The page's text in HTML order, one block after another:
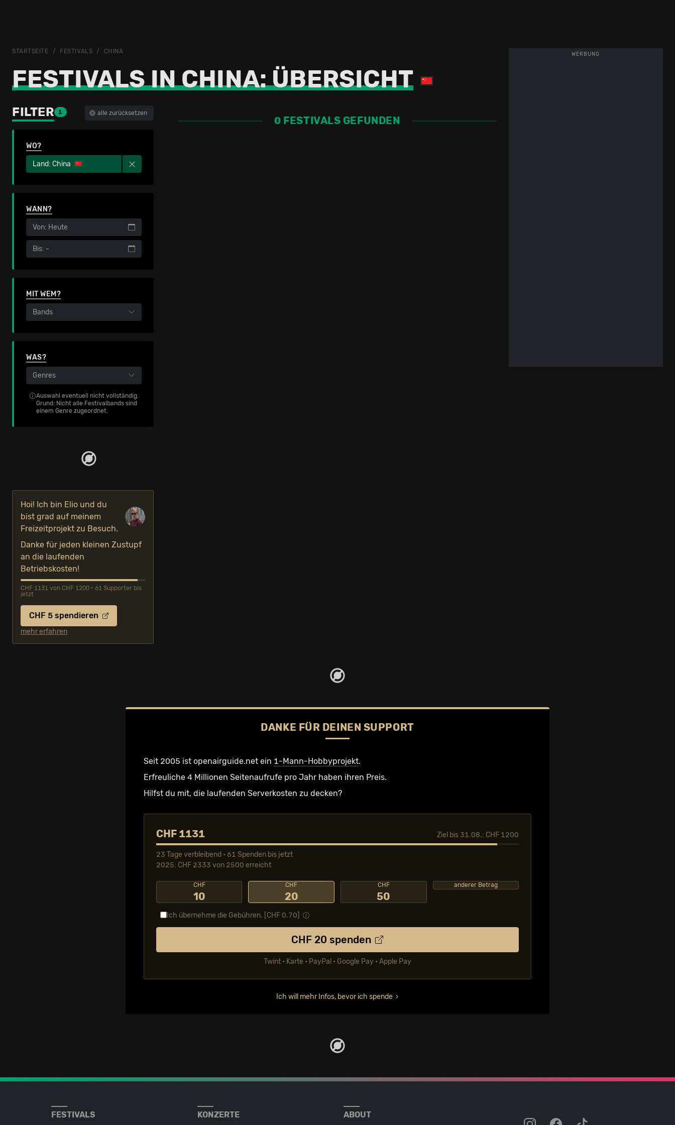
WERBUNG
STARTSEITE FESTIVALS CHINA
FESTIVALS IN CHINA: ÜBERSICHT
FILTER 1 alle zurücksetzen
WO?
Land: China
WANN?
Von: Heute
Bis: -
MIT WEM?
Bands
WAS?
Genres
Auswahl eventuell nicht vollständig.
Grund: Nicht alle Festivalbands sind
einem Genre zugeordnet.
Hoi! Ich bin Elio und du
bist grad auf meinem
Freizeitprojekt zu Besuch.
Danke für jeden kleinen Zustupf
an die laufenden
Betriebskosten!
CHF 1131 von CHF 1200 • 61 Supporter bis
jetzt
CHF 5 spendieren
mehr erfahren
0 FESTIVALS GEFUNDEN
DANKE FÜR DEINEN SUPPORT
Seit 2005 ist openairguide.net ein 1-Mann-Hobbyprojekt.
Erfreuliche 4 Millionen Seiten­aufrufe pro Jahr haben ihren Preis.
Hilfst du mit, die laufenden Serverkosten zu decken?
CHF 1131 Ziel bis 31.08.: CHF 1200
23 Tage verbleibend • 61 Spenden bis jetzt
2025: CHF 2333 von 2500 erreicht
CHF
10
CHF
20
CHF
50
anderer Betrag
Ich übernehme die Gebühren. [CHF0.70
CHF 20 spenden
Twint • Karte • PayPal • Google Pay • Apple Pay
Ich will mehr Infos, bevor ich spende
FESTIVALS KONZERTE ABOUT